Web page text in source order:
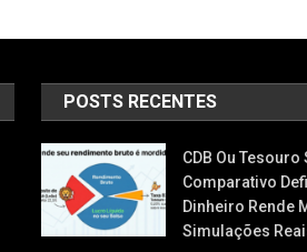
POSTS RECENTES
CDB Ou Tesouro
Comparativo
Dinheiro Rende
Simulações